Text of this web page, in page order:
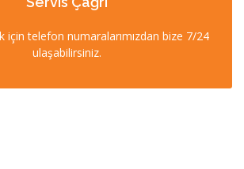
için telefon numaralarımızdan bize 7/24
ulaşabilirsiniz.
0212 358 57 57
0532 403 22 00 (7/24)